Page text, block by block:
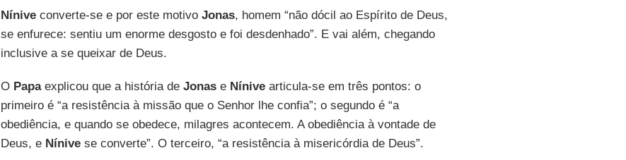
Níniveconverte-se e por este motivo Jonas, homem “não dócil ao Espírito de Deus,
se enfurece: sentiu um enorme desgosto e foi desdenhado”. E vai além, chegando
inclusive a se queixar de Deus.
O Papaexplicou que a história de Jonase Nínivearticula-se em três pontos: o
primeiro é “a resistência à missão que o Senhor lhe confia”; o segundo é “a
obediência, e quando se obedece, milagres acontecem. A obediência à vontade de
Deus, e Nínivese converte”. O terceiro, “a resistência à misericórdia de Deus”.